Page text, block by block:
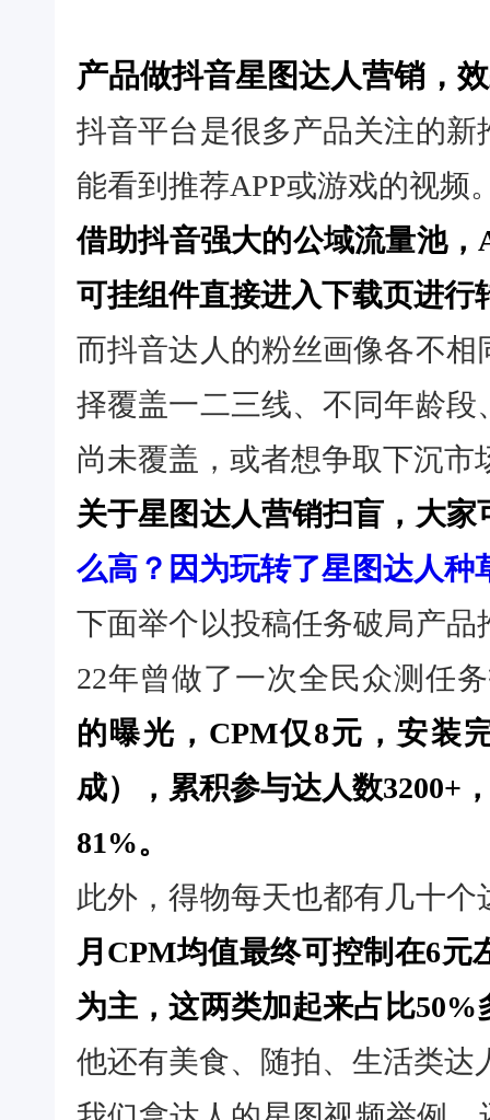
产品做抖音星图达人营销，
抖音平台是很多产品关注的
能看到推荐APP或游戏的视频
借助抖音强大的公域流量池
可挂组件直接进入下载页进行
而抖音达人的粉丝画像各不
择覆盖一二三线、不同年龄
尚未覆盖，或者想争取下沉
关于星图达人营销扫盲，大家
么高？因为玩转了星图达人种
下面举个以投稿任务破局产
22年曾做了一次全民众测任
的曝光，CPM仅8元，安装
成），累积参与达人数3200+
81%。
此外，得物每天也都有几十
月CPM均值最终可控制在6
为主，这两类加起来占比50%
他还有美食、随拍、生活类达